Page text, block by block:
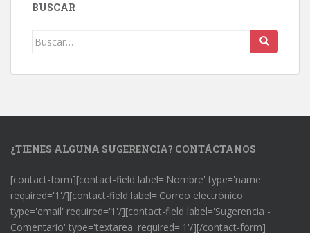
BUSCAR
Buscar:
¿TIENES ALGUNA SUGERENCIA? CONTÁCTANOS
[contact-form][contact-field label='Nombre' type='name'
required='1'/][contact-field label='Correo electrónico'
type='email' required='1'/][contact-field label='Sugerencia -
Comentario' type='textarea' required='1'/][/contact-form]